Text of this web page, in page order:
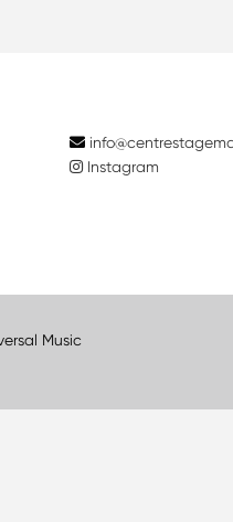
Instagram
Music